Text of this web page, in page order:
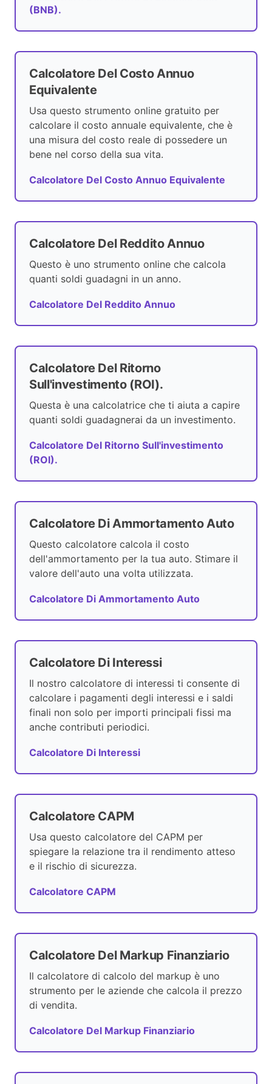
(BNB).
Calcolatore Del Costo Annuo
Equivalente
Usa questo strumento online gratuito per
calcolare il costo annuale equivalente, che è
una misura del costo reale di possedere un
bene nel corso della sua vita.
Calcolatore Del Costo Annuo Equivalente
Calcolatore Del Reddito Annuo
Questo è uno strumento online che calcola
quanti soldi guadagni in un anno.
Calcolatore Del Reddito Annuo
Calcolatore Del Ritorno
Sull'investimento (ROI).
Questa è una calcolatrice che ti aiuta a capire
quanti soldi guadagnerai da un investimento.
Calcolatore Del Ritorno Sull'investimento
(ROI).
Calcolatore Di Ammortamento Auto
Questo calcolatore calcola il costo
dell'ammortamento per la tua auto. Stimare il
valore dell'auto una volta utilizzata.
Calcolatore Di Ammortamento Auto
Calcolatore Di Interessi
Il nostro calcolatore di interessi ti consente di
calcolare i pagamenti degli interessi e i saldi
finali non solo per importi principali fissi ma
anche contributi periodici.
Calcolatore Di Interessi
Calcolatore CAPM
Usa questo calcolatore del CAPM per
spiegare la relazione tra il rendimento atteso
e il rischio di sicurezza.
Calcolatore CAPM
Calcolatore Del Markup Finanziario
Il calcolatore di calcolo del markup è uno
strumento per le aziende che calcola il prezzo
di vendita.
Calcolatore Del Markup Finanziario